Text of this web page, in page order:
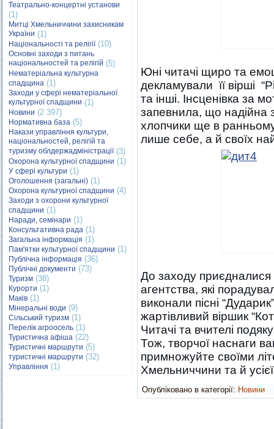
Театрально-концертні установи
(1)
Митці Хмельниччини захисникам
України (1)
Національності та релігії(10)
Основні заходи з питань
національностей та релігій (5)
Нематеріальна культурна
спадщина (1)
Заходи у сфері нематеріальної
культурної спадщини (1)
Новини (2 397)
Нормативна база (5)
Накази управління культури,
національностей, релігій та
туризму облдержадміністрації(3)
Охорона культурної спадщини (1)
У сфері культури (1)
Оголошення (загальні) (1)
Охорона культурної спадщини (4)
Заходи з охорони культурної
спадщини (1)
Наради, семінари (1)
Консультативна рада (1)
Загальна інформація (1)
Пам'ятки культурної спадщини (1)
Публічна інформація (36)
Публічні документи (73)
Туризм (38)
Курорти (1)
Маків (1)
Мінеральні води (9)
Сільський туризм (1)
Перелік агроосель (1)
Туристична афіша (22)
Туристичні маршрути (5)
туристичні маршрути (32)
Управління (1)
Юні читачі щиро та
декламували її вірші
та інші. Інсценівка за
запевнила, що надійна
хлопчики ще в
лише себе, а й своїх
До заходу приєдналися
агентства, які
виконали пісні
жартівливий віршик
Читачі та вчителі
Тож, творчої наснаги
примножуйте своїми
Хмельниччини та й
Опубліковано в категорії: Новини